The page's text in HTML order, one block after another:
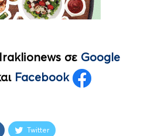
σε Google
Facebook
Twitter